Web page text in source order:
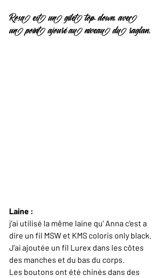
Rosa est un gilet top down, avec
un point ajouré au niveau du raglan.
Laine :
j'ai utilisé la même laine qu' Anna c'est a
dire un fil MSW et KMS coloris only black.
J'ai ajoutée un fil Lurex dans les côtes
des manches et du bas du corps.
Les boutons ont été chinés dans des